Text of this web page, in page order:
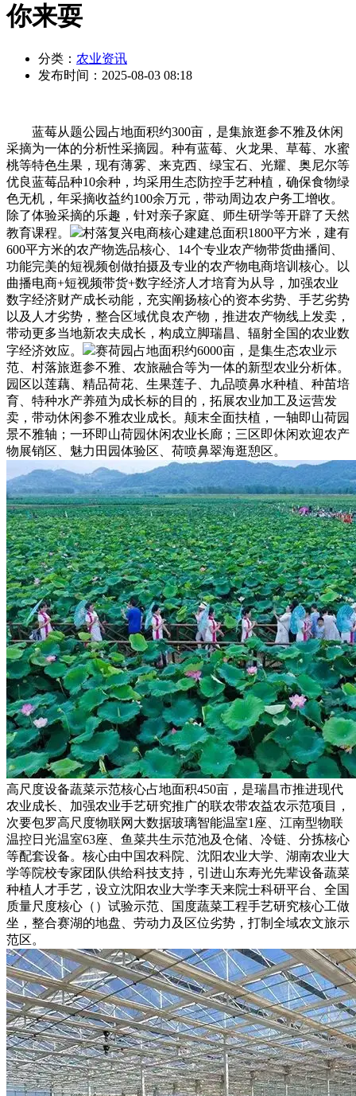
你来耍
分类： 农业资讯
发布时间： 2025-08-03 08:18
蓝莓从题公园占地面积约300亩，是集旅逛参不雅及休闲
采摘为一体的分析性采摘园。种有蓝莓、火龙果、草莓、水蜜
桃等特色生果，现有薄雾、来克西、绿宝石、光耀、奥尼尔等
优良蓝莓品种10余种，均采用生态防控手艺种植，确保食物绿
色无机，年采摘收益约100余万元，带动周边农户务工增收。
除了体验采摘的乐趣，针对亲子家庭、师生研学等开辟了天然
教育课程。
村落复兴电商核心建建总面积1800平方米，建有
600平方米的农产物选品核心、14个专业农产物带货曲播间、
功能完美的短视频创做拍摄及专业的农产物电商培训核心。以
曲播电商+短视频带货+数字经济人才培育为从导，加强农业
数字经济财产成长动能，充实阐扬核心的资本劣势、手艺劣势
以及人才劣势，整合区域优良农产物，推进农产物线上发卖，
带动更多当地新农夫成长，构成立脚瑞昌、辐射全国的农业数
字经济效应。
赛荷园占地面积约6000亩，是集生态农业示
范、村落旅逛参不雅、农旅融合等为一体的新型农业分析体。
园区以莲藕、精品荷花、生果莲子、九品喷鼻水种植、种苗培
育、特种水产养殖为成长标的目的，拓展农业加工及运营发
卖，带动休闲参不雅农业成长。颠末全面扶植，一轴即山荷园
景不雅轴；一环即山荷园休闲农业长廊；三区即休闲欢迎农产
物展销区、魅力田园体验区、荷喷鼻翠海逛憩区。
高尺度设备蔬菜示范核心占地面积450亩，是瑞昌市推进现代
农业成长、加强农业手艺研究推广的联农带农益农示范项目，
次要包罗高尺度物联网大数据玻璃智能温室1座、江南型物联
温控日光温室63座、鱼菜共生示范池及仓储、冷链、分拣核心
等配套设备。核心由中国农科院、沈阳农业大学、湖南农业大
学等院校专家团队供给科技支持，引进山东寿光先辈设备蔬菜
种植人才手艺，设立沈阳农业大学李天来院士科研平台、全国
质量尺度核心（）试验示范、国度蔬菜工程手艺研究核心工做
坐，整合赛湖的地盘、劳动力及区位劣势，打制全域农文旅示
范区。